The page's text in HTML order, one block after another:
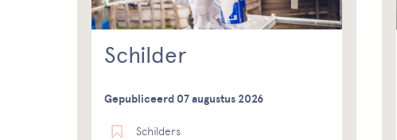
Schilder
Gepubliceerd 07 augustus 2026
Schilders